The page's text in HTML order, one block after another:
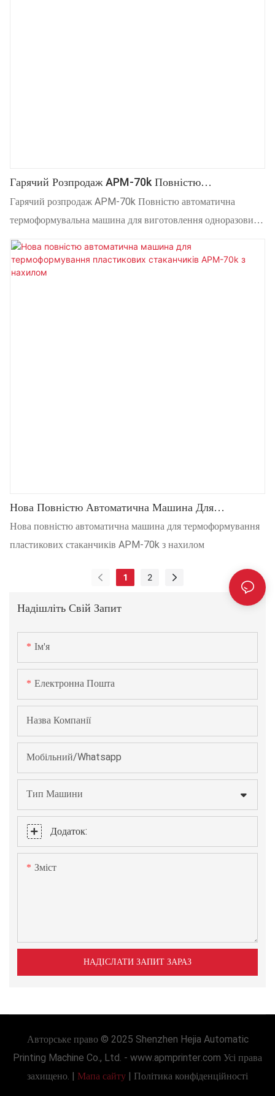
Надішліть Свій Запит
Ім'я
Електронна Пошта
Назва Компанії
Мобільний/Whatsapp
Тип Машини
Додаток:
Зміст
НАДІСЛАТИ ЗАПИТ ЗАРАЗ
Гарячий Розпродаж APM-70k Повністю
Автоматична Термоформувальна Машина Для
Виготовлення Одноразових Стаканчиків З Нахилом
Гарячий розпродаж APM-70k Повністю автоматична
термоформувальна машина для виготовлення одноразових
стаканчиків з нахилом
Нова Повністю Автоматична Машина Для
Термоформування Пластикових Стаканчиків APM-
70k З Нахилом
Нова повністю автоматична машина для термоформування
пластикових стаканчиків APM-70k з нахилом
1 2
Авторське право © 2025 Shenzhen Hejia Automatic
Printing Machine Co., Ltd. - www.apmprinter.com Усі права
захищено. | Мапа сайту | Політика конфіденційності